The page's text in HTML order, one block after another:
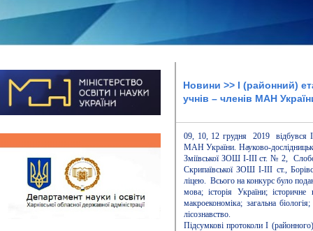
Новини >> І (районний)
учнів – членів МАН
09, 10, 12 грудня 2019 відбувся І
МАН України. Науково-дослідницькі
Зміївської ЗОШ І-ІІІ ст. № 2,
Скрипаївської ЗОШ І-ІІІ ст.,
ліцею. Всього на конкурс було
мова; історія України; історичне
макроекономіка; загальна
лісознавство.
Підсумкові протоколи І